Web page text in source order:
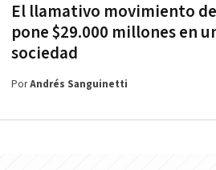
El llamativo movimiento
pone $29.000 millones en
sociedad
PorAndrés Sanguinetti